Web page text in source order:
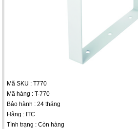
Mã SKU : T770
Mã hàng : T-770
Bảo hành : 24 tháng
Hãng : ITC
Tình trạng : Còn hàng